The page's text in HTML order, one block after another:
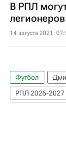
В РПЛ
легионеров
14 августа 2021,
Футбол
РПЛ 2026-2027